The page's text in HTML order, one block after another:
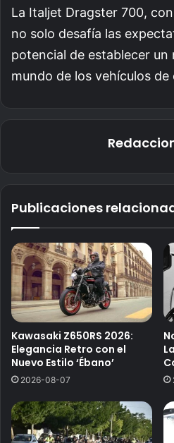
La Italjet Dragster 700,
no solo desafía las
potencial de establecer un
mundo de los vehículos de
Publicaciones
Kawasaki Z650RS 2026:
Elegancia Retro con el
Nuevo Estilo ‘Ébano’
2026-08-07